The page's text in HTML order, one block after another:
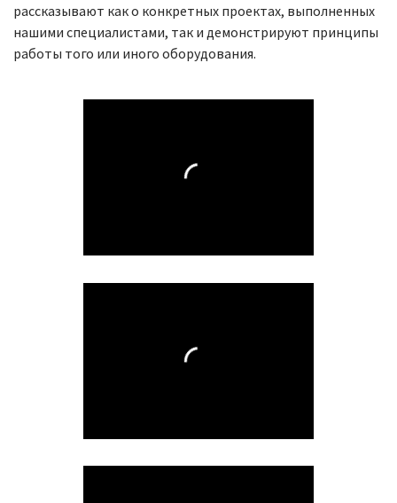
рассказывают как о конкретных проектах, выполненных
нашими специалистами, так и демонстрируют принципы
работы того или иного оборудования.